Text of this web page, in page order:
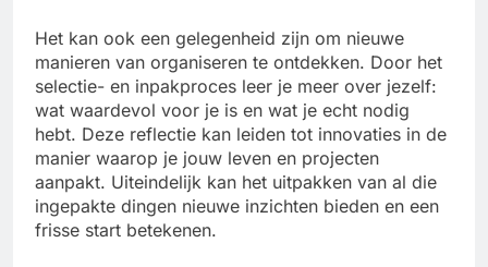
Het kan ook een gelegenheid zijn om nieuwe
manieren van organiseren te ontdekken. Door het
selectie- en inpakproces leer je meer over jezelf:
wat waardevol voor je is en wat je echt nodig
hebt. Deze reflectie kan leiden tot innovaties in de
manier waarop je jouw leven en projecten
aanpakt. Uiteindelijk kan het uitpakken van al die
ingepakte dingen nieuwe inzichten bieden en een
frisse start betekenen.